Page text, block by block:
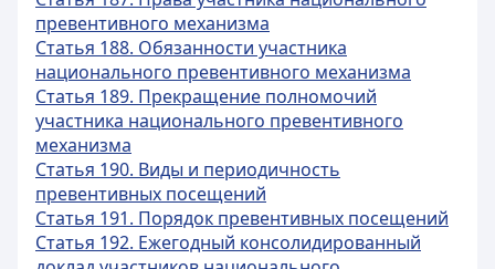
превентивного механизма
Статья 188. Обязанности участника
национального превентивного механизма
Статья 189. Прекращение полномочий
участника национального превентивного
механизма
Статья 190. Виды и периодичность
превентивных посещений
Статья 191. Порядок превентивных посещений
Статья 192. Ежегодный консолидированный